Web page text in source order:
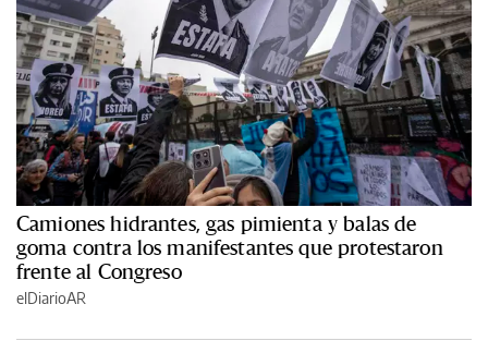
Camiones hidrantes, gas pimienta y balas de
goma contra los manifestantes que protestaron
frente al Congreso
elDiarioAR